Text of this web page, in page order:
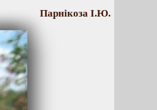
Парнікоза І.Ю.